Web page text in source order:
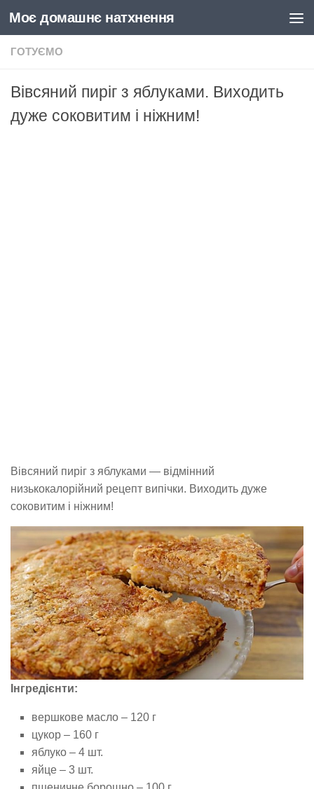
Skip to content
Моє домашнє натхнення
ГОТУЄМО
Вівсяний пиріг з яблуками. Виходить
дуже соковитим і ніжним!
Вівсяний пиріг з яблуками — відмінний
низькокалорійний рецепт випічки. Виходить дуже
соковитим і ніжним!
Інгредієнти:
вершкове масло – 120 г
цукор – 160 г
яблуко – 4 шт.
яйце – 3 шт.